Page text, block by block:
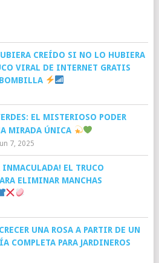
CREÍDO SI NO LO HUBIERA
VIRAL DE INTERNET GRATIS
EL MISTERIOSO PODER
MIRADA ÚNICA
Jun 7, 2025
INMACULADA! EL TRUCO
ELIMINAR MANCHAS
UNA ROSA A PARTIR DE UN
COMPLETA PARA JARDINEROS